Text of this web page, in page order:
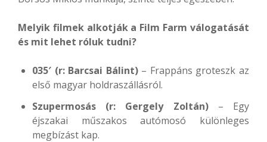
Melyik filmek alkotják a Film Farm válogatását
és mit lehet róluk tudni?
035′ (r: Barcsai Bálint)– Frappáns groteszk az
első magyar holdraszállásról.
Szupermosás (r: Gergely Zoltán)– Egy
éjszakai műszakos autómosó különleges
megbízást kap.